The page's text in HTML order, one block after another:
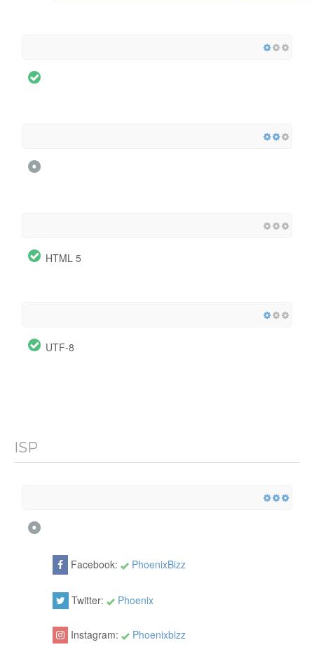
HTML 5
UTF-8
ISP
Facebook: PhoenixBizz
Twitter: Phoenix
Instagram: Phoenixbizz